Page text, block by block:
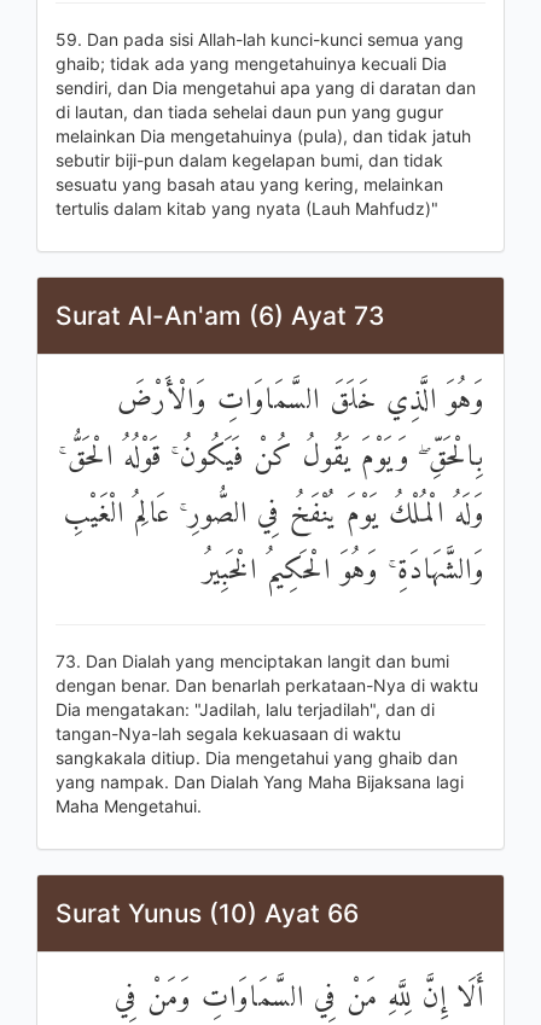
59. Dan pada sisi Allah-lah kunci-kunci semua yang
ghaib; tidak ada yang mengetahuinya kecuali Dia
sendiri, dan Dia mengetahui apa yang di daratan dan
di lautan, dan tiada sehelai daun pun yang gugur
melainkan Dia mengetahuinya (pula), dan tidak jatuh
sebutir biji-pun dalam kegelapan bumi, dan tidak
sesuatu yang basah atau yang kering, melainkan
tertulis dalam kitab yang nyata (Lauh Mahfudz)"
Surat Al-An'am (6) Ayat 73
وَهُوَ الَّذِي خَلَقَ السَّمَاوَاتِ وَالْأَرْضَ
بِالْحَقِّ ۖ وَيَوْمَ يَقُولُ كُنْ فَيَكُونُ ۚ قَوْلُهُ الْحَقُّ ۚ
وَلَهُ الْمُلْكُ يَوْمَ يُنْفَخُ فِي الصُّورِ ۚ عَالِمُ الْغَيْبِ
وَالشَّهَادَةِ ۚ وَهُوَ الْحَكِيمُ الْخَبِيرُ
73. Dan Dialah yang menciptakan langit dan bumi
dengan benar. Dan benarlah perkataan-Nya di waktu
Dia mengatakan: "Jadilah, lalu terjadilah", dan di
tangan-Nya-lah segala kekuasaan di waktu
sangkakala ditiup. Dia mengetahui yang ghaib dan
yang nampak. Dan Dialah Yang Maha Bijaksana lagi
Maha Mengetahui.
Surat Yunus (10) Ayat 66
أَلَا إِنَّ لِلَّهِ مَنْ فِي السَّمَاوَاتِ وَمَنْ فِي